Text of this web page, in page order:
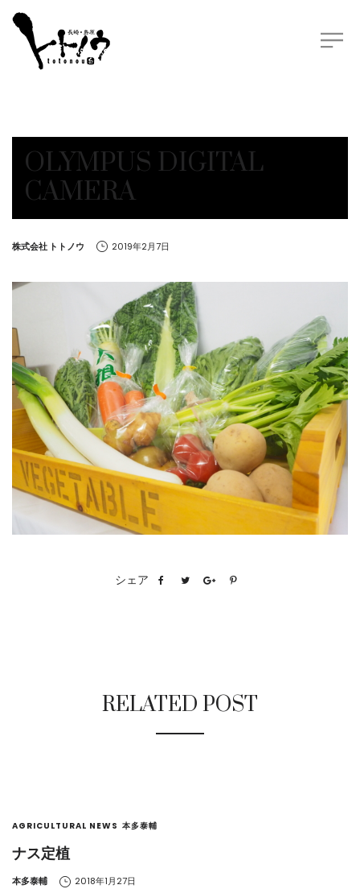
OLYMPUS DIGITAL
CAMERA
by
株式会社 トトノウ 2019年2月7日
シェア
RELATED POST
AGRICULTURAL NEWS 本多泰輔
ナス定植
by
本多泰輔 2018年1月27日